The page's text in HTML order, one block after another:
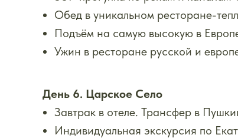
Обед в уникальном ресторане-
Подъём на самую высокую в
Ужин в ресторане русской и
День 6. Царское Село
Завтрак в отеле. Трансфер в
Индивидуальная экскурсия по